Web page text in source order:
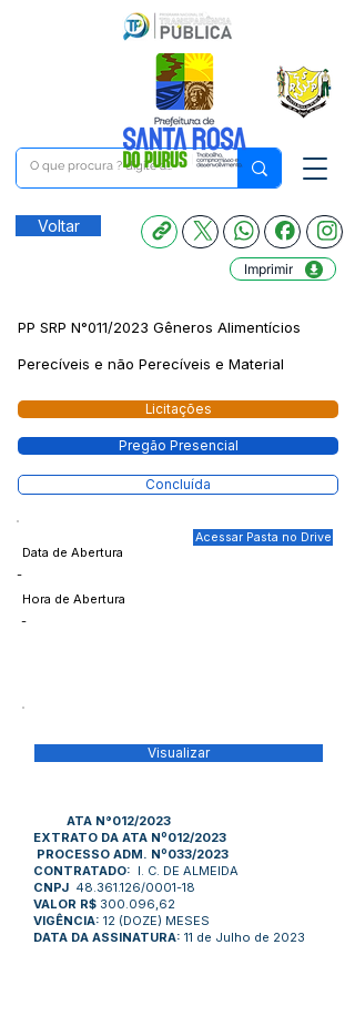
Voltar
Imprimir
PP SRP N°011/2023 Gêneros Alimentícios
Perecíveis e não Perecíveis e Material
Licitações
Pregão Presencial
Concluída
Data de Abertura
Acessar Pasta no Drive
-
Hora de Abertura
-
Visualizar
ATA N°012/2023
EXTRATO DA ATA Nº012/2023
PROCESSO ADM. Nº033/2023
CONTRATADO: I. C. DE ALMEIDA
CNPJ 48.361.126/0001-18
VALOR R$ 300.096,62
VIGÊNCIA: 12 (DOZE) MESES
DATA DA ASSINATURA: 11 de Julho de 2023